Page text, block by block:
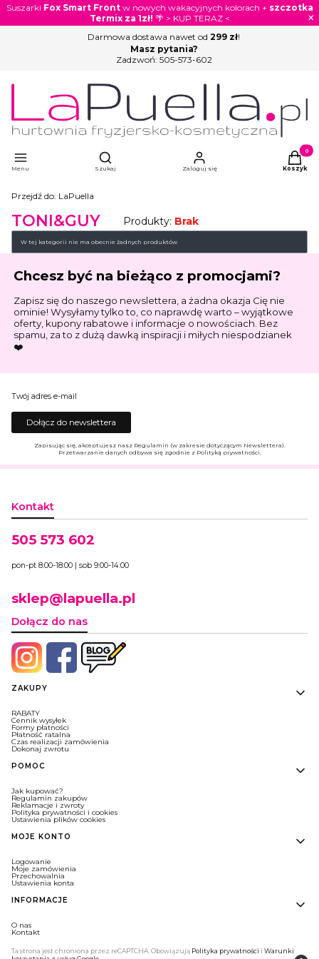
Suszarki Fox Smart Frontw nowych wakacyjnych kolorach + szczotka
Termix za 1zł! 🌴 > KUP TERAZ < ×
Darmowa dostawa nawet od 299 zł!
Masz pytania?
Zadzwoń: 505-573-602
Menu
Otwórz wyszukiwarkę
Szukaj Zaloguj się Koszyk
Przejdź do: LaPuella
TONI&GUY Produkty: Brak
Lista produktów
W tej kategorii nie ma obecnie żadnych produktów
Chcesz być na bieżąco z promocjami?
Zapisz się do naszego newslettera, a żadna okazja Cię nie
ominie! Wysyłamy tylko to, co naprawdę warto – wyjątkowe
oferty, kupony rabatowe i informacje o nowościach. Bez
spamu, za to z dużą dawką inspiracji i miłych niespodzianek
❤️
Twój adres e-mail
Dołącz do newslettera
Zapisując się, akceptujesz nasz Regulamin (w zakresie dotyczącym Newslettera).
Przetwarzanie danych odbywa się zgodnie z Polityką prywatności.
Kontakt
505 573 602
pon-pt 8:00-18:00 | sob 9:00-14:00
sklep@lapuella.pl
Dołącz do nas
Linki w stopce
ZAKUPY
RABATY
Cennik wysyłek
Formy płatności
Płatność ratalna
Czas realizacji zamówienia
Dokonaj zwrotu
POMOC
Jak kupować?
Regulamin zakupów
Reklamacje i zwroty
Polityka prywatności i cookies
Ustawienia plików cookies
MOJE KONTO
Logowanie
Moje zamówienia
Przechowalnia
Ustawienia konta
INFORMACJE
O nas
Kontakt
Ta strona jest chroniona przez reCAPTCHA. Obowiązują Polityka prywatności i Warunki